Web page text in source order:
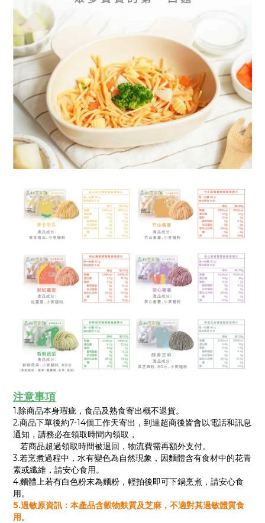
注意事項
1.除商品本身瑕疵，食品及熟食寄出概不退貨。
2.商品下單後約7-14個工作天寄出，到達超商後皆會以電話和訊息
通知，請務必在領取時間內領取，
若商品超過領取時間被退回，物流費需再額外支付。
3.若烹煮過程中，水有變色為自然現象，因麵體含有食材中的花青
素或纖維，請安心食用。
4.麵體上若有白色粉末為麵粉，輕拍後即可下鍋烹煮，請安心食
用。
5.過敏原資訊：本產品含穀物麩質及芝麻，不適對其過敏體質食
用。